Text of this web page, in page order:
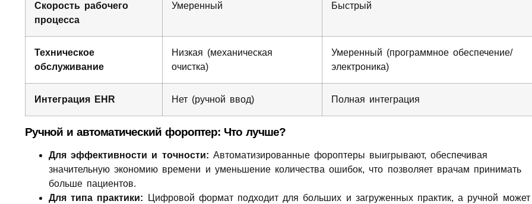
Скорость рабочего
процесса
Умеренный Быстрый
Техническое
обслуживание
Низкая (механическая
очистка)
Умеренный (программное обеспечение/
электроника)
Интеграция EHR Нет (ручной ввод) Полная интеграция
Ручной и автоматический фороптер: Что лучше?
Для эффективности и точности: Автоматизированные фороптеры выигрывают, обеспечивая
значительную экономию времени и уменьшение количества ошибок, что позволяет врачам принимать
больше пациентов.
Для типа практики: Цифровой формат подходит для больших и загруженных практик, а ручной может